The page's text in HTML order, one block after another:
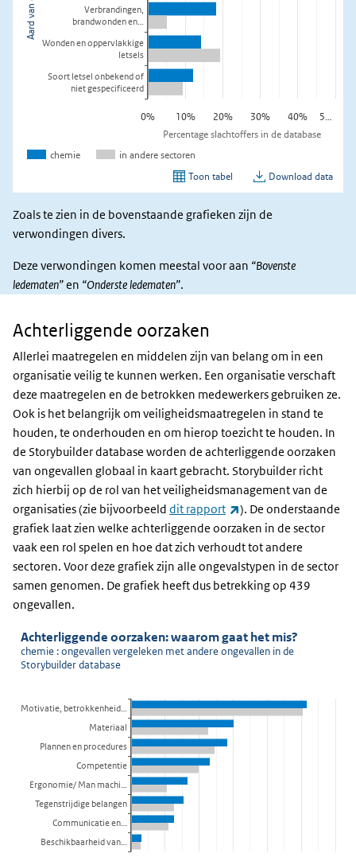
Zoals te zien in de bovenstaande grafieken zijn de
verwondingen divers.
Deze verwondingen komen meestal voor aan “Bovenste
ledematen”en “Onderste ledematen”.
Achterliggende
oorzaken
Achterliggende oorzaken
Allerlei maatregelen en middelen zijn van belang om in een
organisatie veilig te kunnen werken. Een organisatie verschaft
deze maatregelen en de betrokken medewerkers gebruiken ze.
Ook is het belangrijk om veiligheidsmaatregelen in stand te
houden, te onderhouden en om hierop toezicht te houden. In
de Storybuilder database worden de achterliggende oorzaken
van ongevallen globaal in kaart gebracht. Storybuilder richt
zich hierbij op de rol van het veiligheidsmanagement van de
organisaties (zie bijvoorbeeld dit rapport (externe link)
). De onderstaande
grafiek laat zien welke achterliggende oorzaken in de sector
vaak een rol spelen en hoe dat zich verhoudt tot andere
sectoren. Voor deze grafiek zijn alle ongevalstypen in de sector
samen genomen. De grafiek heeft dus betrekking op 439
ongevallen.